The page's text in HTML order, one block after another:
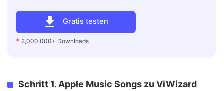
Gratis testen
* 2,000,000+ Downloads
Schritt 1. Apple Music Songs zu ViWizard